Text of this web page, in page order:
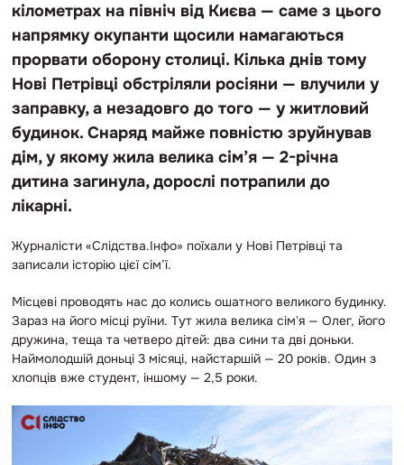
кілометрах на північ від Києва — саме з цього
напрямку окупанти щосили намагаються
прорвати оборону столиці. Кілька днів тому
Нові Петрівці обстріляли росіяни — влучили у
заправку, а незадовго до того — у житловий
будинок. Снаряд майже повністю зруйнував
дім, у якому жила велика сім’я — 2-річна
дитина загинула, дорослі потрапили до
лікарні.
Журналісти «Слідства.Інфо» поїхали у Нові Петрівці та
записали історію цієї сім’ї.
Місцеві проводять нас до колись ошатного великого будинку.
Зараз на його місці руїни. Тут жила велика сімʼя — Олег, його
дружина, теща та четверо дітей: два сини та дві доньки.
Наймолодшій доньці 3 місяці, найстаршій — 20 років. Один з
хлопців вже студент, іншому — 2,5 роки.